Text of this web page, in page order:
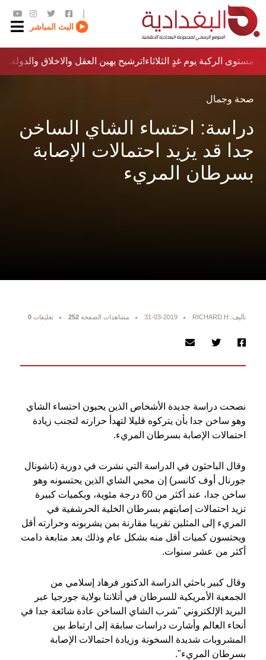
البث المباشر
ترشيح يهين العقل والاخلاق والدولة…؟!مستوى الركبة يوم غدٍ الثلاثاء
صحة وجمال
دراسة: احتساء الشاي الساخن
جدا قد يزيد احتمالات الإصابة
بسرطان المريء
تأليف: RICHARD H 31-03-2019 مشاهدات الصفحة 252 تعليقات 0
نصحت دراسة جديدة الأشخاص الذين يحبون احتساء الشاي
وهو ساخن جدا بأن يتركوه قليلا لتهدأ حرارته لتجنب زيادة
احتمالات الإصابة بسرطان المريء.
وقال الباحثون في الدراسة التي نشرت في دورية (ناشونال
جورنال أوف كانسر) إن محبي الشاي الذين يحتسونه وهو
ساخن جدا، عند أكثر من 60 درجة مئوية، وبكميات كبيرة
تزيد احتمالات إصابتهم بسرطان الخلية الحرشفية في
المريء إلى المثلين تقريبا مقارنة بمن يشربونه وحرارته أقل
ويحتسون كميات أقل منه بشكل عام وذلك بعد متابعة دامت
أكثر من عشر سنوات.
وقال كبير باحثي الدراسة الدكتور فرهاد إسلامي من
الجمعية الأمريكية للسرطان في أتلانتا بولاية جورجيا عبر
البريد الإلكتروني "شرب الشاي الساخن عادة شائعة جدا في
أنحاء العالم وأشارت دراسات سابقة إلى ارتباط بين
المشروبات شديدة السخونة وزيادة احتمالات الإصابة
بسرطان المريء".